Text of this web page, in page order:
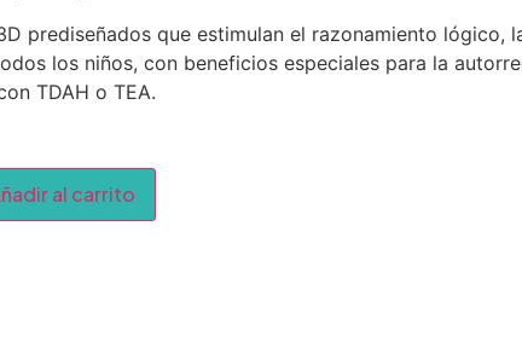
prediseñados que estimulan el razonamiento lógico,
los niños, con beneficios especiales para la
TDAH o TEA.
al carrito